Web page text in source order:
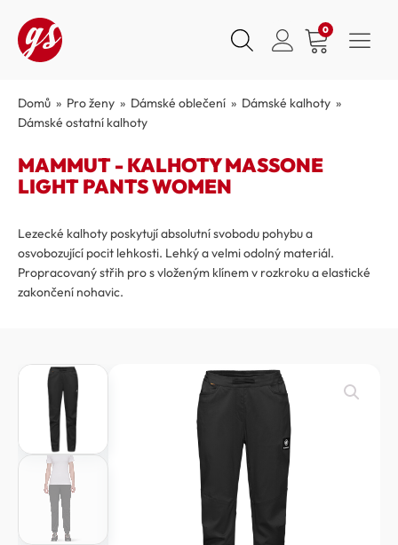
0
Domů » Pro ženy » Dámské oblečení » Dámské kalhoty »
Dámské ostatní kalhoty
MAMMUT - KALHOTY MASSONE
LIGHT PANTS WOMEN
Lezecké kalhoty poskytují absolutní svobodu pohybu a
osvobozující pocit lehkosti. Lehký a velmi odolný materiál.
Propracovaný střih pro s vloženým klínem v rozkroku a elastické
zakončení nohavic.